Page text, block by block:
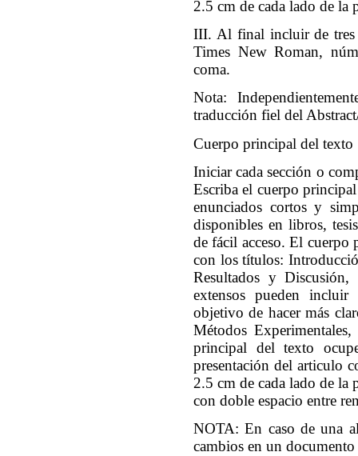
2.5 cm de cada lado de la
III. Al final incluir de tres
Times New Roman,
coma.
Nota:
traducción fiel del
Cuerpo principal del texto
Iniciar cada sección o
Escriba el cuerpo
enunciados cortos y
disponibles en libros,
de fácil acceso. El cuerpo
con los títulos:
Resultados y
extensos pueden
objetivo de hacer más
Métodos
principal del texto
presentación del articulo
2.5 cm de cada lado de
con doble espacio entre
NOTA: En caso de una
cambios en un